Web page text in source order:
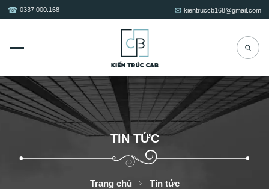
kientruccb168@gmail.com
0337.000.168
TIN TỨC
Trang chủ Tin tức